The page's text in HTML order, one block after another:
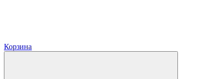
Корзина